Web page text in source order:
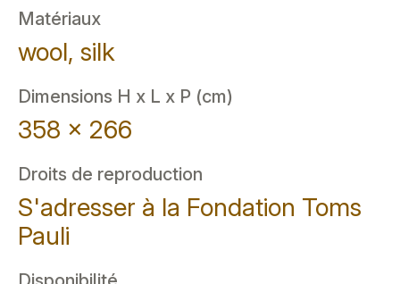
Matériaux
wool, silk
Dimensions H x L x P (cm)
358 x 266
Droits de reproduction
S'adresser à la Fondation Toms
Pauli